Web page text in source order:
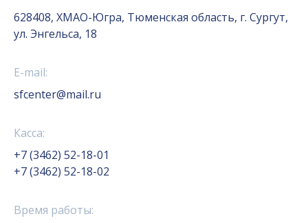
628408, ХМАО-Югра, Тюменская область, г. Сургут,
ул. Энгельса, 18
E-mail:
sfcenter@mail.ru
Касса:
+7 (3462) 52-18-01
+7 (3462) 52-18-02
Время работы: